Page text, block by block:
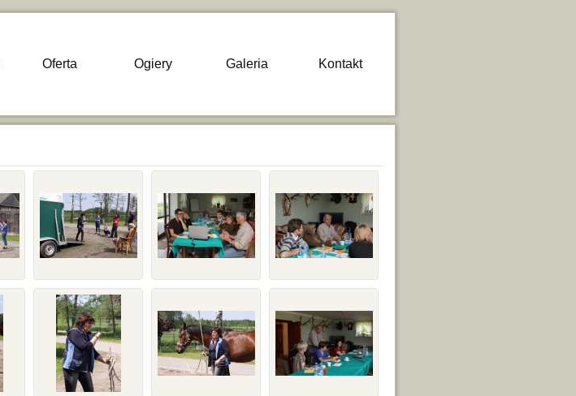
Oferta Ogiery Galeria Kontakt